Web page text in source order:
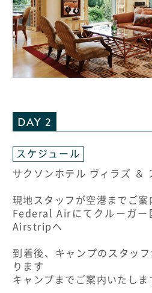
DAY 2
スケジュール
サクソンホテル ヴィラズ ＆
現地スタッフが空港までご案
Federal Airにてクルーガー
Airstripへ
到着後、キャンプのスタッ
ります
キャンプまでご案内いたしま